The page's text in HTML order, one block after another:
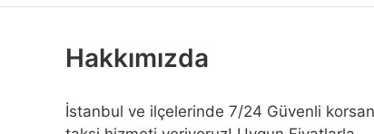
Hakkımızda
İstanbul ve ilçelerinde 7/24 Güvenli korsan